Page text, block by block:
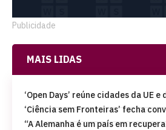
Publicidade
MAIS LIDAS
‘Open Days’ reúne cidades da UE
‘Ciência sem Fronteiras’ fecha
“A Alemanha é um país em